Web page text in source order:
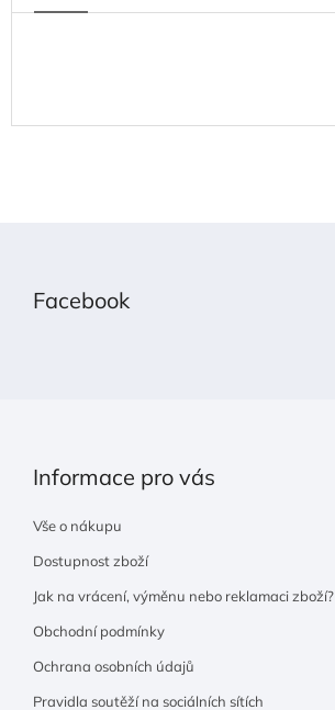
Facebook
Informace pro vás
Vše o nákupu
Dostupnost zboží
Jak na vrácení, výměnu nebo reklamaci zboží?
Obchodní podmínky
Ochrana osobních údajů
Pravidla soutěží na sociálních sítích